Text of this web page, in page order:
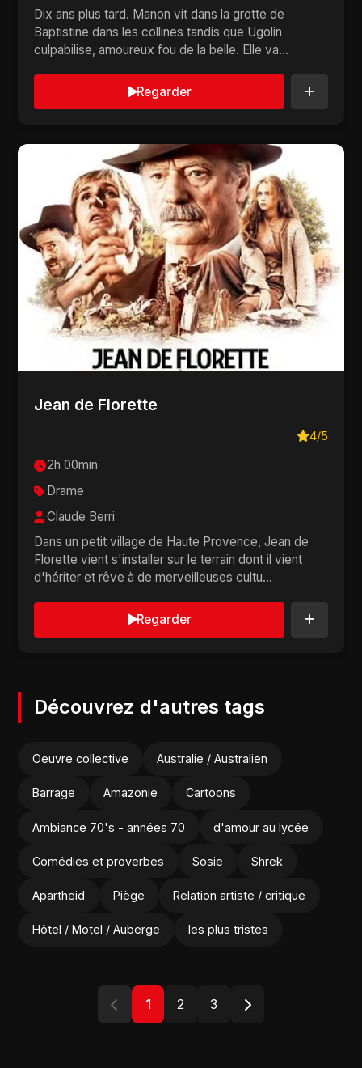
Dix ans plus tard. Manon vit dans la grotte de
Baptistine dans les collines tandis que Ugolin
culpabilise, amoureux fou de la belle. Elle va
Regarder
Jean de Florette
4/5
2h 00min
Drame
Claude Berri
Dans un petit village de Haute Provence, Jean de
Florette vient s'installer sur le terrain dont il vient
d'hériter et rêve à de merveilleuses cultu...
Regarder
Découvrez d'autres tags
Oeuvre collective Australie / Australien
Barrage Amazonie Cartoons
Ambiance 70's - années 70 d'amour au lycée
Comédies et proverbes Sosie Shrek
Apartheid Piège Relation artiste / critique
Hôtel / Motel / Auberge les plus tristes
1 2 3